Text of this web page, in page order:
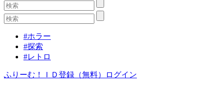
#ホラー
#探索
#レトロ
ふりーむ！ＩＤ登録（無料） ログイン